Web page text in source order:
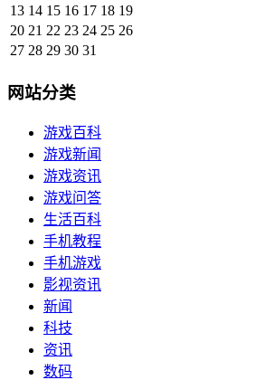
13 14 15 16 17 18 19
20 21 22 23 24 25 26
27 28 29 30 31
网站分类
游戏百科
游戏新闻
游戏资讯
游戏问答
生活百科
手机教程
手机游戏
影视资讯
新闻
科技
资讯
数码